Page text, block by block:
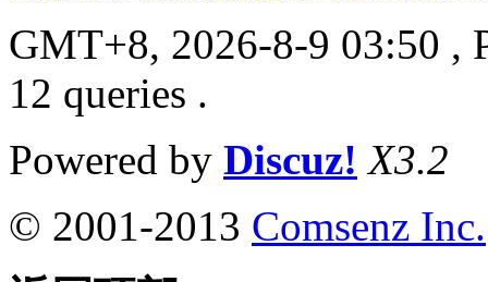
GMT+8, 2026-8-9 03:50 ,
12 queries .
Powered by Discuz! X3.2
© 2001-2013 Comsenz Inc.